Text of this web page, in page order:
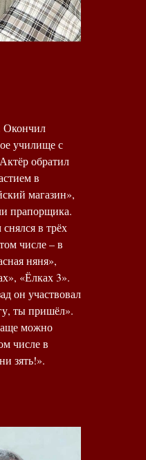
Окончил
училище с
обратил
в
магазин»,
прапорщика.
в трёх
числе – в
няня»,
«Ёлках 3».
он участвовал
ты пришёл».
можно
числе в
зять!».